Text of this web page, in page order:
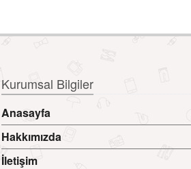
Kurumsal Bilgiler
Anasayfa
Hakkımızda
İletişim